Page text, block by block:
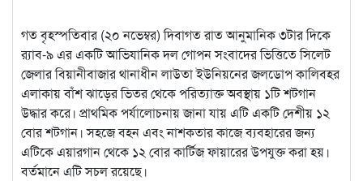
গত বৃহস্পতিবার (২০ নভেম্বর) দিবাগত রাত আনুমানিক ৩টার দিকে
র‌্যাব-৯ এর একটি আভিযানিক দল গোপন সংবাদের ভিত্তিতে সিলেট
জেলার বিয়ানীবাজার থানাধীন লাউতা ইউনিয়নের জলডোপ কালিবহর
এলাকায় বাঁশ ঝাড়ের ভিতর থেকে পরিত্যাক্ত অবস্থায় ১টি শটগান
উদ্ধার করে। প্রাথমিক পর্যালোচনায় জানা যায় এটি একটি দেশীয় ১২
বোর শটগান। সহজে বহন এবং নাশকতার কাজে ব্যবহারের জন্য
এটিকে এয়ারগান থেকে ১২ বোর কার্টিজ ফায়ারের উপযুক্ত করা হয়।
বর্তমানে এটি সচল রয়েছে।